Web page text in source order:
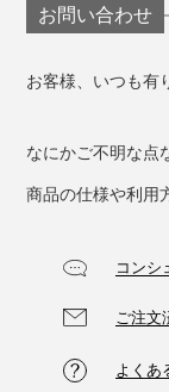
お問い合わせ
お客様、いつも有
なにかご不明な点
商品の仕様や利用
コンシ
ご注文
よくあ